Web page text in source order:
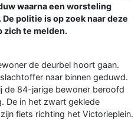
waarna een worsteling
politie is op zoek naar deze
zich te melden.
de deurbel hoort gaan.
naar binnen geduwd.
de 84-jarige bewoner beroofd
De in het zwart geklede
fiets richting het Victorieplein.